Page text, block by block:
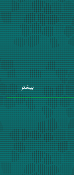
بیشتر ...